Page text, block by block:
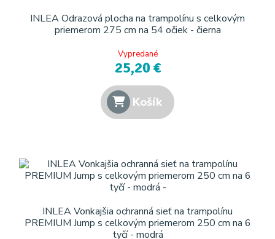
INLEA Odrazová plocha na trampolínu s celkovým
priemerom 275 cm na 54 očiek - čierna
Vypredané
25,20 €
Košík
INLEA Vonkajšia ochranná sieť na trampolínu
PREMIUM Jump s celkovým priemerom 250 cm na 6
tyčí - modrá